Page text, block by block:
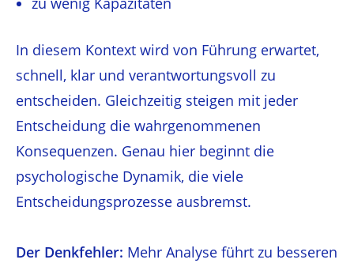
In diesem Kontext wird von Führung erwartet,
schnell, klar und verantwortungsvoll zu
entscheiden. Gleichzeitig steigen mit jeder
Entscheidung die wahrgenommenen
Konsequenzen. Genau hier beginnt die
psychologische Dynamik, die viele
Entscheidungsprozesse ausbremst.
Der Denkfehler: Mehr Analyse führt zu besseren